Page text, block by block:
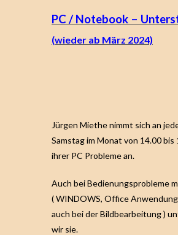
PC / Notebook –
(wieder ab März 2024)
Jürgen Miethe nimmt sich an
Samstag im Monat von 14.00 bis
ihrer PC Probleme an.
Auch bei Bedienungsprobleme
( WINDOWS, Office
auch bei der Bildbearbeitung )
wir sie.